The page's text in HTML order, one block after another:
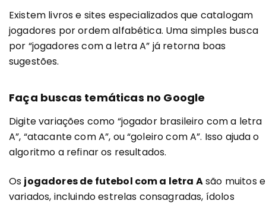
Existem livros e sites especializados que catalogam
jogadores por ordem alfabética. Uma simples busca
por “jogadores com a letra A” já retorna boas
sugestões.
Faça buscas temáticas no Google
Digite variações como “jogador brasileiro com a letra
A”, “atacante com A”, ou “goleiro com A”. Isso ajuda o
algoritmo a refinar os resultados.
Os jogadores de futebol com a letra Asão muitos e
variados, incluindo estrelas consagradas, ídolos